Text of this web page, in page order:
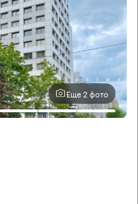
Еще 2 фото